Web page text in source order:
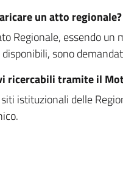
un atto regionale?
Regionale, essendo
sono
ricercabili tramite il
istituzionali delle